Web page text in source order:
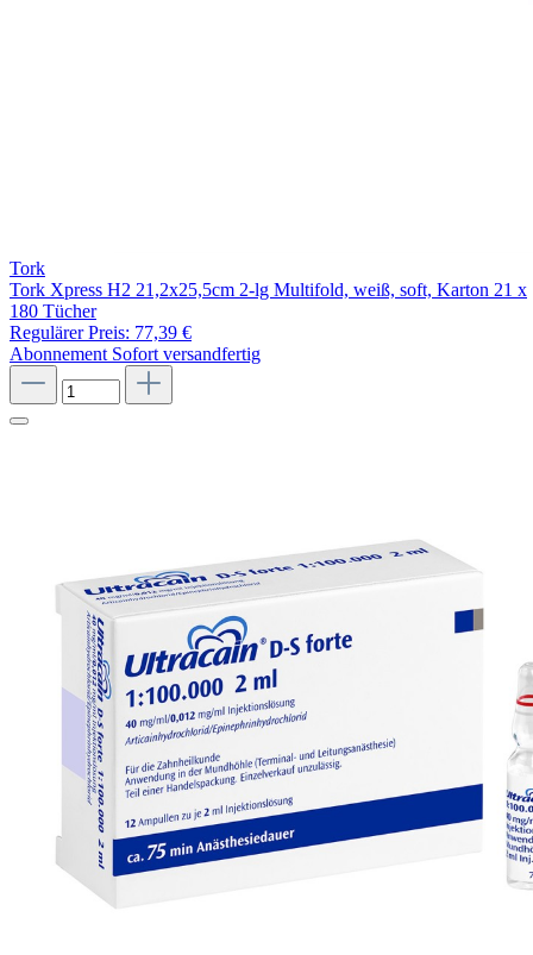
Tork
Tork Xpress H2 21,2x25,5cm 2-lg Multifold, weiß, soft, Karton 21 x
180 Tücher
Regulärer Preis: 77,39 €
Abonnement Sofort versandfertig